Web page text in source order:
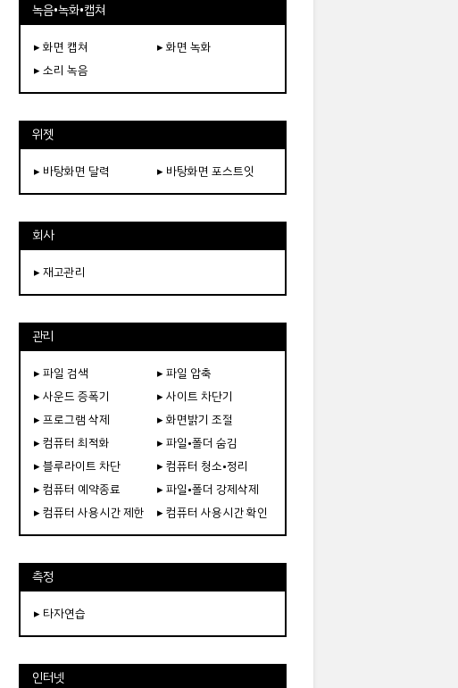
녹음•녹화•캡쳐
▸ 화면 캡쳐
▸ 화면 녹화
▸ 소리 녹음
위젯
▸ 바탕화면 달력 ▸ 바탕화면 포스트잇
회사
▸ 재고관리
관리
▸ 파일 검색
▸ 파일 압축
▸ 사운드 증폭기
▸ 사이트 차단기
▸ 프로그램 삭제
▸ 화면밝기 조절
▸ 컴퓨터 최적화
▸ 파일•폴더 숨김
▸ 블루라이트 차단
▸ 컴퓨터 청소•정리
▸ 컴퓨터 예약종료
▸ 파일•폴더 강제삭제
▸ 컴퓨터 사용시간 제한
▸ 컴퓨터 사용시간 확인
측정
▸ 타자연습
인터넷